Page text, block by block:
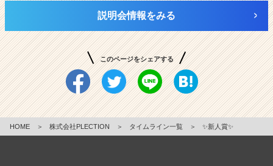
説明会情報をみる
このページをシェアする
HOME ＞ 株式会社PLECTION ＞ タイムライン一覧 ＞ ✨新人賞✨